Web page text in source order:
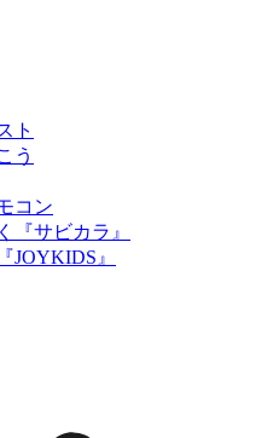
ト
う
コン
『サビカラ』
JOYKIDS』